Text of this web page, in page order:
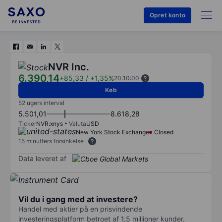
Opret konto
NVR Inc.
6.390,14+85,33 / +1,35%20:10:00
Køb
52 ugers interval
5.501,01 8.618,28
TickerNVR:xnys ValutaUSD
New York Stock Exchange
Closed
15 minutters forsinkelse
Data leveret af
Vil du i gang med at investere?
Handel med aktier på en prisvindende
investeringsplatform betroet af 1,5 millioner kunder.